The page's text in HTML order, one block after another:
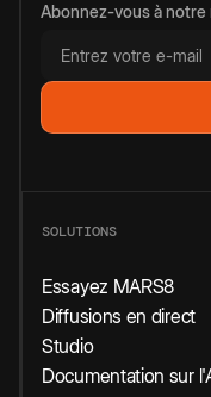
Abonnez-vous à
SOLUTIONS
Essayez MARS8
Diffusions en direct
Studio
Documentation sur